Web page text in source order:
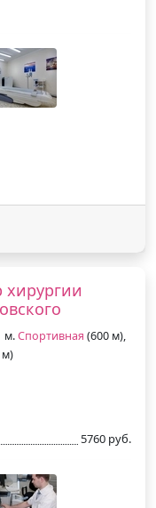
хирургии
м.Спортивная (600 м),
м)
5760 руб.